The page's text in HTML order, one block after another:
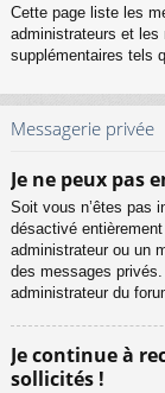
Cette page liste les
administrateurs et les
supplémentaires tels
Messagerie privée
Je ne peux pas
Soit vous n’êtes pas
désactivé
administrateur ou un
des messages
administrateur du
Je continue à
sollicités !